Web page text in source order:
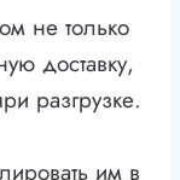
не только
доставку,
разгрузке.
им в